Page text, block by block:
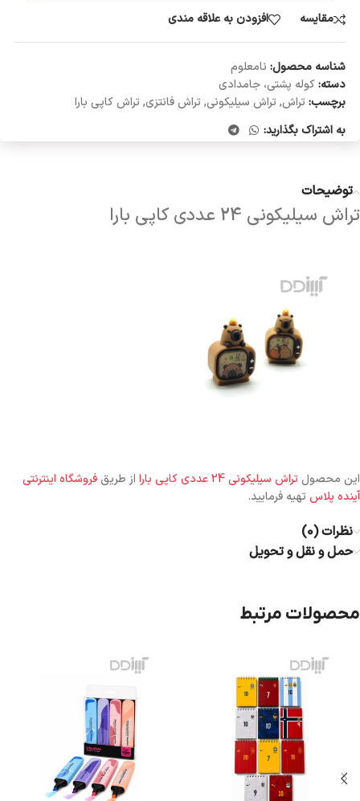
مقایسه افزودن به علاقه مندی
شناسه محصول: نامعلوم
دسته:کوله پشتی، جامدادی
برچسب:تراش,تراش سیلیکونی,تراش فانتزی,تراش کاپی بارا
به اشتراک بگذارید:
توضیحات
تراش سیلیکونی 24 عددی کاپی بارا
این محصولتراش سیلیکونی 24 عددی کاپی بارا از طریقفروشگاه اینترنتی
آینده پلاستهیه فرمایید.
نظرات (0)
حمل و نقل و تحویل
محصولات مرتبط